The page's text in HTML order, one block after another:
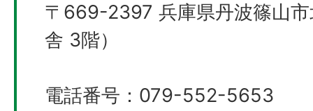
〒669-2397 兵庫県丹波篠山
舎 3階）
電話番号：079-552-5653